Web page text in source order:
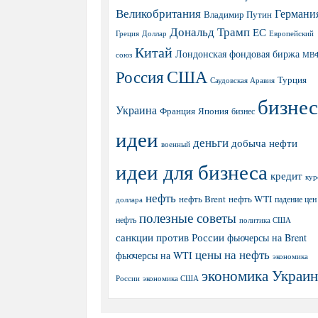
Великобритания Владимир Путин
Греция Доллар Дональд Трамп ЕС Европейский
союз Китай Лондонская фондовая биржа
РоссияСША Саудовская Аравия Турция
Украина Франция Япония бизнес бизнес
идеи военный деньги добыча нефти
идеи для бизнеса кредит
доллара нефть нефть Brent нефть WTI падение
нефть полезные советы политика США
санкции против России фьючерсы на Brent
фьючерсы на WTI цены на нефть экономика
России экономика США экономика